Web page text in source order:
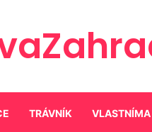
TRÁVNÍK